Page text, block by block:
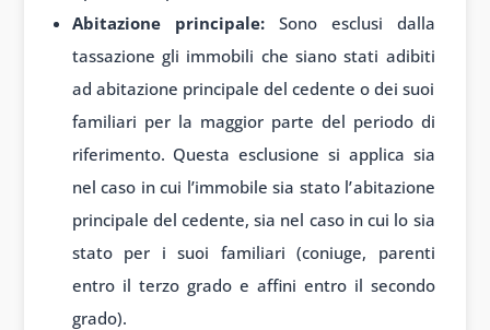
Abitazione principale:Sono esclusi dalla
tassazione gli immobili che siano stati adibiti
ad abitazione principale del cedente o dei suoi
familiari per la maggior parte del periodo di
riferimento. Questa esclusione si applica sia
nel caso in cui l’immobile sia stato l’abitazione
principale del cedente, sia nel caso in cui lo sia
stato per i suoi familiari (coniuge, parenti
entro il terzo grado e affini entro il secondo
grado).